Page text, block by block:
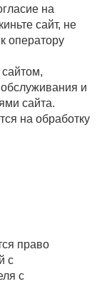
на
сайт, не
оператору
и
сайта.
на обработку
право
с
с